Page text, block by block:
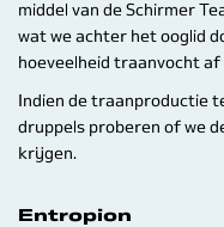
middel van de Schirmer
wat we achter het ooglid
hoeveelheid traanvocht
Indien de traanproductie
druppels proberen of we
krijgen.
Entropion